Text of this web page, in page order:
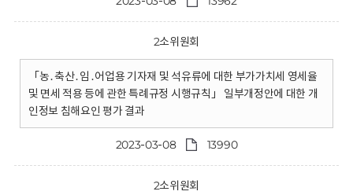
2소위원회
「농․축산․임․어업용 기자재 및 석유류에 대한 부가가치세 영세율
및 면세 적용 등에 관한 특례규정 시행규칙」 일부개정안에 대한 개
인정보 침해요인 평가 결과
2023-03-08 13990
2소위원회